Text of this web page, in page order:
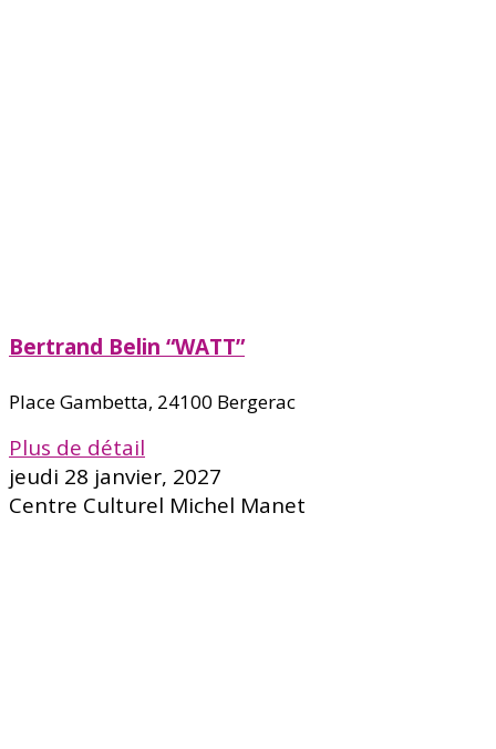
Bertrand Belin “WATT”
Place Gambetta, 24100 Bergerac
Plus de détail
jeudi 28 janvier, 2027
Centre Culturel Michel Manet